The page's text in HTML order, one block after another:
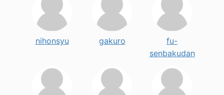
nihonsyu gakuro
fu-
senbakudan